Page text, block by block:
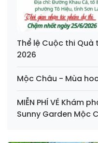
Thể lệ Cuộc thi Quà
2026
Mộc Châu - Mùa
MIỄN PHÍ VÉ Khám
Sunny Garden Mộc